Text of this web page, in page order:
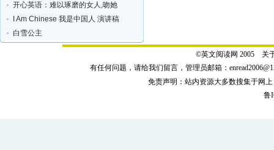
开心英语：难以琢磨的女人,吻她
I Am Chinese 我是中国人 演讲稿
白雪公主